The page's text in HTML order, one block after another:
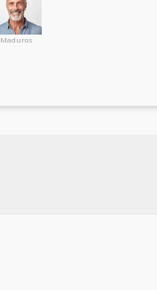
Maduros